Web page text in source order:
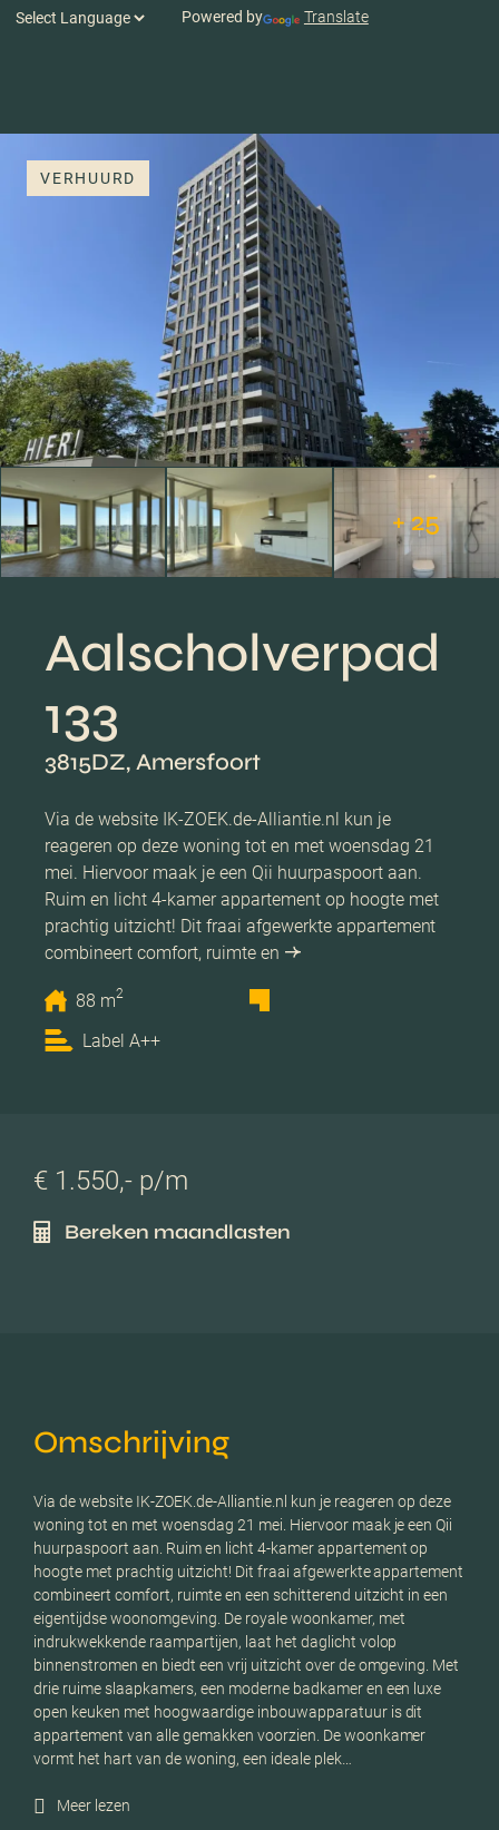
Powered by Translate
VERHUURD
+ 25
Aalscholverpad
133
3815DZ, Amersfoort
Via de website IK-ZOEK.de-Alliantie.nl kun je
reageren op deze woning tot en met woensdag 21
mei. Hiervoor maak je een Qii huurpaspoort aan.
Ruim en licht 4-kamer appartement op hoogte met
prachtig uitzicht! Dit fraai afgewerkte appartement
combineert comfort, ruimte en
88 m2
Label A++
€ 1.550,- p/m
Bereken maandlasten
Omschrijving
Via de website IK-ZOEK.de-Alliantie.nl kun je reageren op deze
woning tot en met woensdag 21 mei. Hiervoor maak je een Qii
huurpaspoort aan. Ruim en licht 4-kamer appartement op
hoogte met prachtig uitzicht! Dit fraai afgewerkte appartement
combineert comfort, ruimte en een schitterend uitzicht in een
eigentijdse woonomgeving. De royale woonkamer, met
indrukwekkende raampartijen, laat het daglicht volop
binnenstromen en biedt een vrij uitzicht over de omgeving. Met
drie ruime slaapkamers, een moderne badkamer en een luxe
open keuken met hoogwaardige inbouwapparatuur is dit
appartement van alle gemakken voorzien. De woonkamer
vormt het hart van de woning, een ideale plek…
Meer lezen